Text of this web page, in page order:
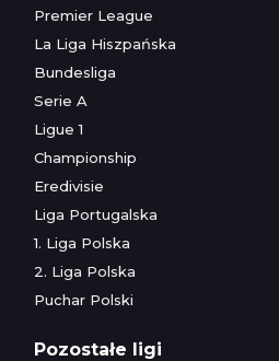
Premier League
La Liga Hiszpańska
Bundesliga
Serie A
Ligue 1
Championship
Eredivisie
Liga Portugalska
1. Liga Polska
2. Liga Polska
Puchar Polski
Pozostałe ligi